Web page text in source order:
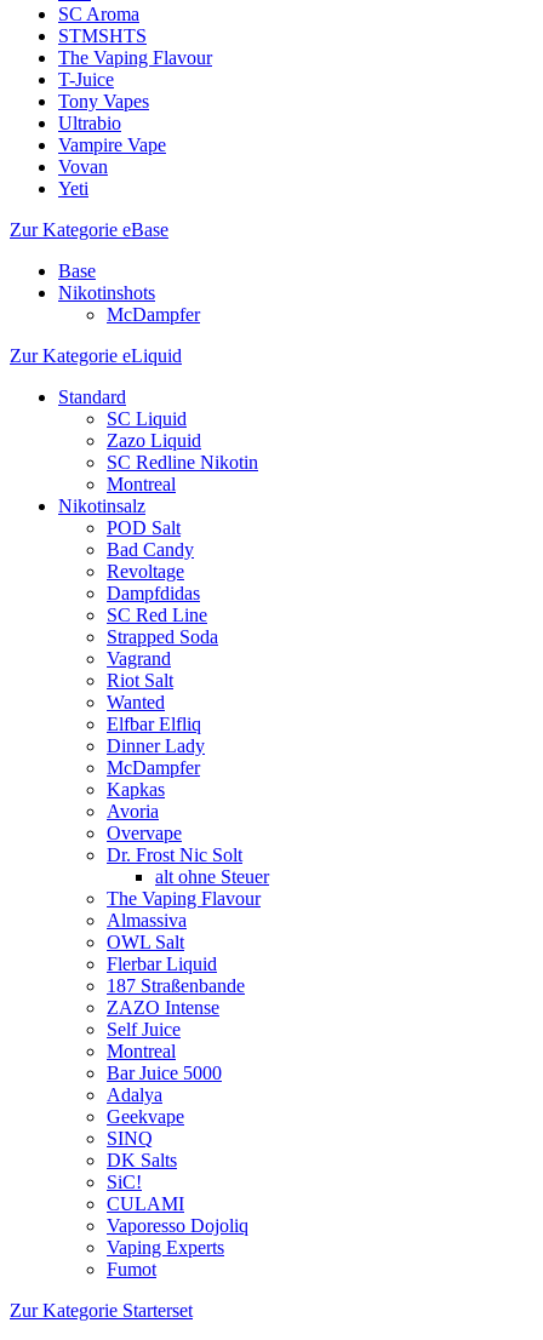
SC Aroma
STMSHTS
The Vaping Flavour
T-Juice
Tony Vapes
Ultrabio
Vampire Vape
Vovan
Yeti
Zur Kategorie eBase
Base
Nikotinshots
McDampfer
Zur Kategorie eLiquid
Standard
SC Liquid
Zazo Liquid
SC Redline Nikotin
Montreal
Nikotinsalz
POD Salt
Bad Candy
Revoltage
Dampfdidas
SC Red Line
Strapped Soda
Vagrand
Riot Salt
Wanted
Elfbar Elfliq
Dinner Lady
McDampfer
Kapkas
Avoria
Overvape
Dr. Frost Nic Solt
alt ohne Steuer
The Vaping Flavour
Almassiva
OWL Salt
Flerbar Liquid
187 Straßenbande
ZAZO Intense
Self Juice
Montreal
Bar Juice 5000
Adalya
Geekvape
SINQ
DK Salts
SiC!
CULAMI
Vaporesso Dojoliq
Vaping Experts
Fumot
Zur Kategorie Starterset